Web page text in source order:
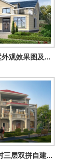
二层双拼别墅外观效果图及施工图，带露台，14乘12米
2026新款农村三层双拼自建房设计图，占地150平米左右